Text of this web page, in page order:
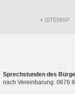
SITEMAP
Sprechstunden des
nach Vereinbarung: 0676